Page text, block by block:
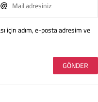
için adım, e-posta adresim ve